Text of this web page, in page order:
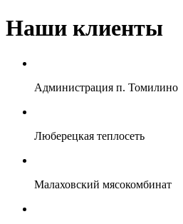
Наши клиенты
Администрация п. Томилино
Люберецкая теплосеть
Малаховский мясокомбинат